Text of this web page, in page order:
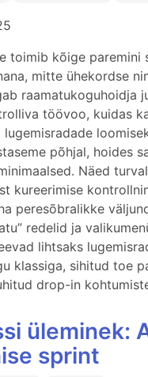
toimib kõige paremini
mitte ühekordse
raamatukoguhoidja
töövoo, kuidas
põhjal, hoides
Näed
kureerimise
peresõbralikke
redelid ja
lihtsaks
klassiga, sihitud toe
drop-in
üleminek:
sprint